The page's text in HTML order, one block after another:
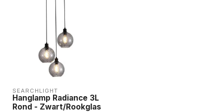
SEARCHLIGHT
Hanglamp Radiance 3L
Rond - Zwart/Rookglas